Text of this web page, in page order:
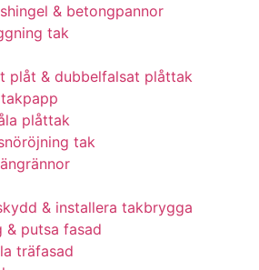
& betongpannor
tak
plåt & dubbelfalsat plåttak
plåttak
tak
& installera takbrygga
& putsa fasad
träfasad